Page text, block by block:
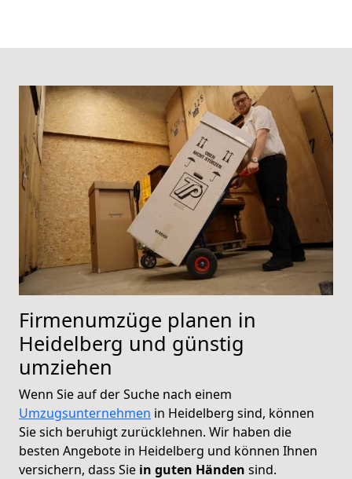
Firmenumzüge planen in
Heidelberg und günstig
umziehen
Wenn Sie auf der Suche nach einem
Umzugsunternehmen in Heidelberg sind, können
Sie sich beruhigt zurücklehnen. Wir haben die
besten Angebote in Heidelberg und können Ihnen
versichern, dass Sie in guten Händen sind.